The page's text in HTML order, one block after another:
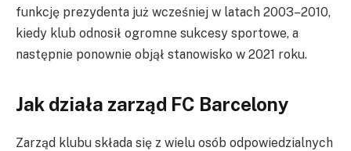
funkcję prezydenta już wcześniej w latach 2003–2010,
kiedy klub odnosił ogromne sukcesy sportowe, a
następnie ponownie objął stanowisko w 2021 roku.
Jak działa zarząd FC Barcelony
Zarząd klubu składa się z wielu osób odpowiedzialnych